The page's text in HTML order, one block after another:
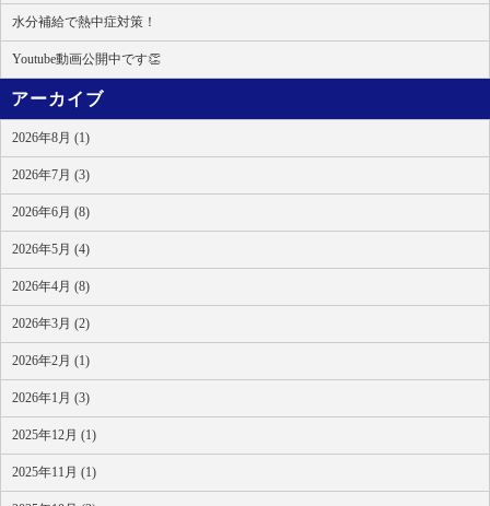
水分補給で熱中症対策！
Youtube動画公開中です👏
アーカイブ
2026年8月 (1)
2026年7月 (3)
2026年6月 (8)
2026年5月 (4)
2026年4月 (8)
2026年3月 (2)
2026年2月 (1)
2026年1月 (3)
2025年12月 (1)
2025年11月 (1)